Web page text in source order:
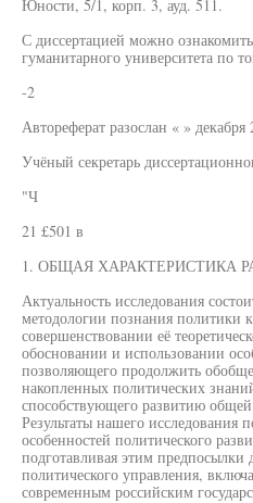
Юности, 5/1, корп. 3, ауд. 511.
С диссертацией можно
гуманитарного университета по
-2
Автореферат разослан « » декабря
Учёный секретарь
"Ч
21 £501 в
1. ОБЩАЯ ХАРАКТЕРИСТИКА
Актуальность исследования
методологии познания политики
совершенствовании её
обосновании и использовании
позволяющего продолжить
накопленных политических
способствующего развитию
Результаты нашего исследования
особенностей политического
подготавливая этим предпосылки
политического управления,
современным российским